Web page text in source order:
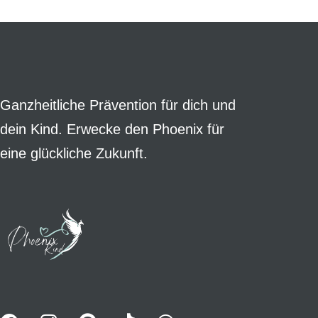
Ganzheitliche Prävention für dich und
dein Kind. Erwecke den Phoenix für
eine glückliche Zukunft.